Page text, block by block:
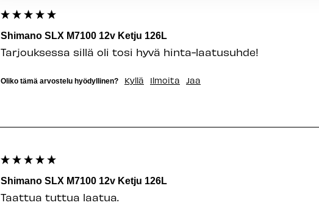
Shimano SLX M7100 12v Ketju 126L
Tarjouksessa sillä oli tosi hyvä hinta-laatusuhde!
Oliko tämä arvostelu hyödyllinen? Kyllä Ilmoita Jaa
Shimano SLX M7100 12v Ketju 126L
Taattua tuttua laatua.